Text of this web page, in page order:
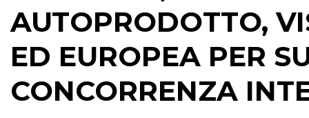
AUTOPRODOTTO,
ED EUROPEA PER
CONCORRENZA